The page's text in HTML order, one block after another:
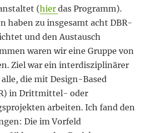
(hierdas Programm).
haben zu insgesamt acht DBR-
und den Austausch
waren wir eine Gruppe von
Ziel war ein interdisziplinärer
die mit Design-Based
in Drittmittel- oder
arbeiten. Ich fand den
Die im Vorfeld